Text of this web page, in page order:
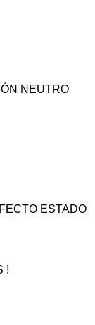
NEUTRO
ESTADO
!